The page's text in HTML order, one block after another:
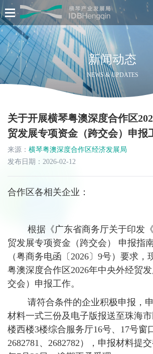
新闻动态
NEWS & UPDATES
关于开展横琴粤澳深度合作区
贸发展专项资金（跨交会）申报
来源： 横琴粤澳深度合作区经济发展局
发布日期：2026-02-12
合作区各相关企业：
根据《广东省商务厅关于印发《
贸发展专项资金（跨交会） 申报指
（粤商务电函〔2026〕9号）要求，
粤澳深度合作区2026年中央外经贸
交会）申报工作。
请符合条件的企业积极申报，申
材料一式三份及电子版报送至珠海
楼西楼3楼综合服务厅16号、17号窗
2682781、2682782），申报材料提